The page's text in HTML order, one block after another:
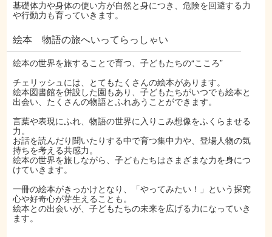
基礎体力や身体の使い方が自然と身につき、危険を回避する力
や行動力も育っていきます。
絵本 物語の旅へいってらっしゃい
絵本の世界を旅することで育つ、子どもたちの“こころ”
チェリッシュには、とてもたくさんの絵本があります。
絵本図書館を併設した園もあり、子どもたちがいつでも絵本と
出会い、たくさんの物語とふれあうことができます。
言葉や表現にふれ、物語の世界に入りこみ想像をふくらませる
力。
お話を読んだり聞いたりする中で育つ集中力や、登場人物の気
持ちを考える共感力。
絵本の世界を旅しながら、子どもたちはさまざまな力を身につ
けていきます。
一冊の絵本がきっかけとなり、「やってみたい！」という探究
心や好奇心が芽生えることも。
絵本との出会いが、子どもたちの未来を広げる力になっていき
ます。